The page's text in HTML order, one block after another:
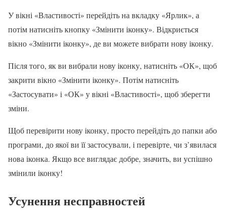
У вікні «Властивості» перейдіть на вкладку «Ярлик», а
потім натисніть кнопку «Змінити іконку». Відкриється
вікно «Змінити іконку», де ви можете вибрати нову іконку.
Після того, як ви вибрали нову іконку, натисніть «ОК», щоб
закрити вікно «Змінити іконку». Потім натисніть
«Застосувати» і «ОК» у вікні «Властивості», щоб зберегти
зміни.
Щоб перевірити нову іконку, просто перейдіть до папки або
програми, до якої ви її застосували, і перевірте, чи з’явилася
нова іконка. Якщо все виглядає добре, значить, ви успішно
змінили іконку!
Усунення несправностей